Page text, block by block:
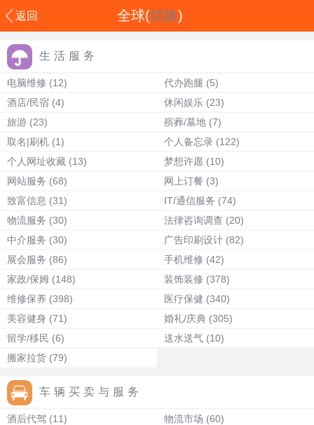
返回 全球(切换)
生活服务
电脑维修 (12) 代办跑腿 (5)
酒店/民宿 (4) 休闲娱乐 (23)
旅游 (23) 殡葬/墓地 (7)
取名|刷机 (1) 个人备忘录 (122)
个人网址收藏 (13) 梦想许愿 (10)
网站服务 (68) 网上订餐 (3)
致富信息 (31) IT/通信服务 (74)
物流服务 (30) 法律咨询调查 (20)
中介服务 (30) 广告印刷设计 (82)
展会服务 (86) 手机维修 (42)
家政/保姆 (148) 装饰装修 (378)
维修保养 (398) 医疗保健 (340)
美容健身 (71) 婚礼/庆典 (305)
留学/移民 (6) 送水送气 (10)
搬家拉货 (79)
车辆买卖与服务
酒后代驾 (11) 物流市场 (60)